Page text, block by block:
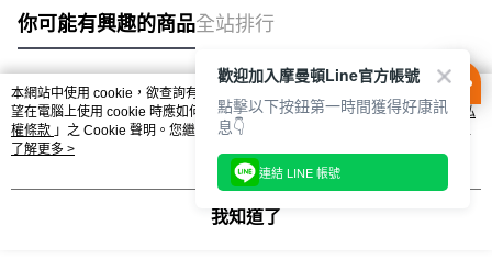
你可能有興趣的商品全站排行
熱門標籤
本網站中使用 cookie，欲查詢有關本網站使用 cookie 方式之詳情，及若您不希
望在電腦上使用 cookie 時應如何變更電腦的 cookie 設定，請參閱本網站「
隱私
權條款 」之 Cookie 聲明。您繼續使用本網站即表示您同意本公司得按本網站使
用條款之 Cookie 聲明使用 cookie。
了解更多 >
我知道了
歡迎加入摩曼頓Line官方帳號
點擊以下按鈕第一時間獲得好康訊
息👇
連結 LINE 帳號